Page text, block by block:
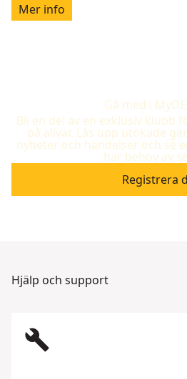
Mer info
Gå med i
Bli en del av en exklusiv klubb
på allvar. Lås upp utökade
nyheter och händelser och se
har behov av
Registrera
Hjälp och support
build